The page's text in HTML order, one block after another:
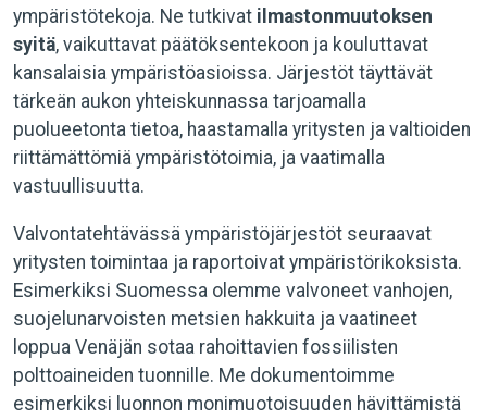
ympäristötekoja. Ne tutkivat ilmastonmuutoksen
syitä, vaikuttavat päätöksentekoon ja kouluttavat
kansalaisia ympäristöasioissa. Järjestöt täyttävät
tärkeän aukon yhteiskunnassa tarjoamalla
puolueetonta tietoa, haastamalla yritysten ja valtioiden
riittämättömiä ympäristötoimia, ja vaatimalla
vastuullisuutta.
Valvontatehtävässä ympäristöjärjestöt seuraavat
yritysten toimintaa ja raportoivat ympäristörikoksista.
Esimerkiksi Suomessa olemme valvoneet vanhojen,
suojelunarvoisten metsien hakkuita ja vaatineet
loppua Venäjän sotaa rahoittavien fossiilisten
polttoaineiden tuonnille. Me dokumentoimme
esimerkiksi luonnon monimuotoisuuden hävittämistä